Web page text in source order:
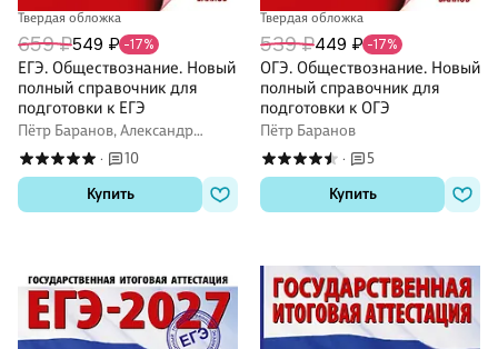
Твердая обложка
659 ₽549 ₽ -17%
ЕГЭ. Обществознание. Новый
полный справочник для
подготовки к ЕГЭ
Пётр Баранов, Александр
Воронцов, Сергей Шевченко
·
10
Купить
Твердая обложка
539 ₽449 ₽ -17%
ОГЭ. Обществознание. Новый
полный справочник для
подготовки к ОГЭ
Пётр Баранов
·
5
Купить